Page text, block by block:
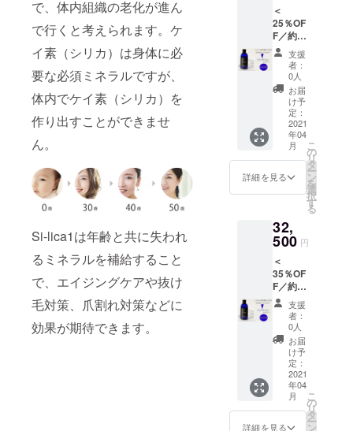
で、体内組織の老化が進ん
で行くと考えられます。ケ
イ素（シリカ）は身体に必
要な必須ミネラルですが、
体内でケイ素（シリカ）を
作り出すことができませ
ん。
Si-lica1は年齢と共に失われ
るミネラルを補給すること
で、エイジングケアや抜け
毛対策、爪割れ対策などに
効果が期待できます。
率８％
となり
ます。
34,000
円（税
込）の
とこ
ろ、
35％OF
Fの
22,000
円（税
込）に
てお届
けいた
しま
す。 ※
商品は
軽減税
率対象
のた
め、税
率８％
となり
ます。
＜
25％OF
F／約
3ヶ月分
＞ ★Si-
lica1（
シリカ
ワン）
内容
量：
140mL
×3本 定
価
29,808
円（税
込）の
ろ、
25％OF
Fの
22,500
円（税
込）に
てお届
けいた
しま
す。 ※
送料込
み ※こ
ちらの
商品は
軽減税
率対象
のた
支援
者：
0人
お届
け予
定：
2021
年04
月
詳細を見る
こ
の
リ
タ
ー
ン
を
選
択
す
る
32,
500 円
＜
35％OF
F／約
5ヶ月分
＞ ★Si-
lica1（
シリカ
ワン）
内容
量：
140mL
×5本 定
価
49,680
支援
者：
0人
お届
け予
定：
2021
年04
月
詳細を見る
こ
の
リ
タ
ー
ン